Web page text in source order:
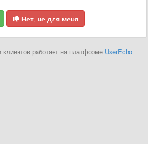
Нет, не для меня
работает на платформе UserEcho